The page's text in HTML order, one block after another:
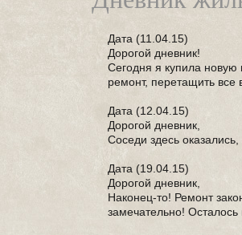
Дата (11.04.15)
Дорогой дневник!
Сегодня я купила новую
ремонт, перетащить все
Дата (12.04.15)
Дорогой дневник,
Соседи здесь
Дата (19.04.15)
Дорогой дневник,
Наконец-то! Ремонт
замечательно! Осталось